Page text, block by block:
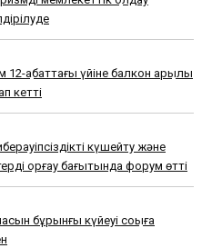
12-қабаттағы үйіне балкон арқылы
кетті
күшейту және
қорғау бағытында форум өтті
бұрынғы күйеуі соққыға